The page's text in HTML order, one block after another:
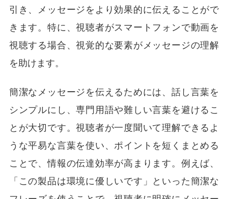
引き、メッセージをより効果的に伝えることがで
きます。特に、視聴者がスマートフォンで動画を
視聴する場合、視覚的な要素がメッセージの理解
を助けます。
簡潔なメッセージを伝えるためには、話し言葉を
シンプルにし、専門用語や難しい言葉を避けるこ
とが大切です。視聴者が一度聞いて理解できるよ
うな平易な言葉を使い、ポイントを短くまとめる
ことで、情報の伝達効率が高まります。例えば、
「この製品は環境に優しいです」といった簡潔な